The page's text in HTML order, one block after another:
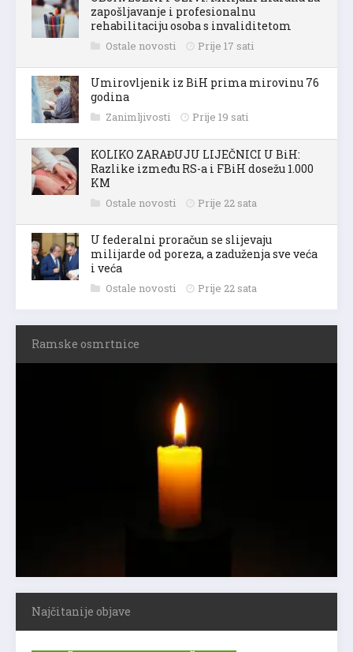
zapošljavanje i profesionalnu
rehabilitaciju osoba s invaliditetom
Ostale novosti Prije 17 sati
Umirovljenik iz BiH prima mirovinu 76
godina
Zanimljivosti Prije 19 sati
KOLIKO ZARAĐUJU LIJEČNICI U BiH:
Razlike između RS-a i FBiH dosežu 1.000
KM
Ostale novosti Prije 22 sata
U federalni proračun se slijevaju
milijarde od poreza, a zaduženja sve veća
i veća
Ostale novosti Prije 22 sata
Ramske osmrtnice
Najčitanije objave